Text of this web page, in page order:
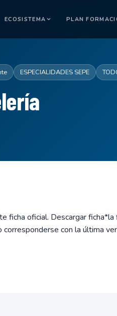
ECOSISTEMA PLAN
ESPECIALIDADES SEPE
ficha oficial. Descargar ficha*la
con la última